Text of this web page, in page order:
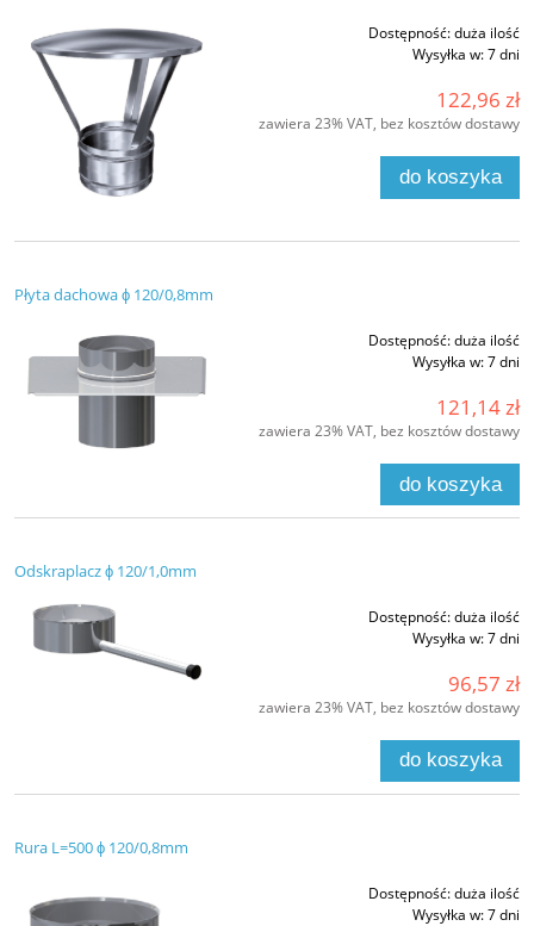
Dostępność:duża ilość
Wysyłka w:7 dni
122,96 zł
zawiera 23% VAT, bez kosztów dostawy
do koszyka
Płyta dachowa ϕ 120/0,8mm
Dostępność:duża ilość
Wysyłka w:7 dni
121,14 zł
zawiera 23% VAT, bez kosztów dostawy
do koszyka
Odskraplacz ϕ 120/1,0mm
Dostępność:duża ilość
Wysyłka w:7 dni
96,57 zł
zawiera 23% VAT, bez kosztów dostawy
do koszyka
Rura L=500 ϕ 120/0,8mm
Dostępność:duża ilość
Wysyłka w:7 dni